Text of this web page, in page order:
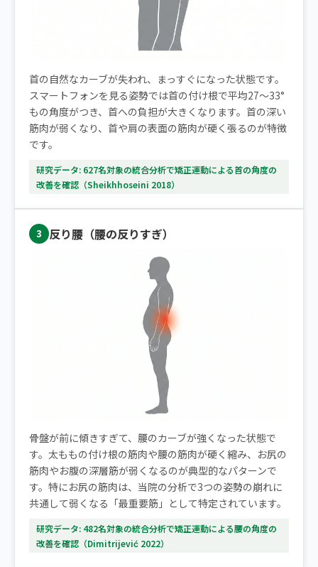
首の自然なカーブが失われ、まっすぐになった状態です。
スマートフォンを見る姿勢では首の付け根で平均27〜33°
もの角度がつき、首への負担が大きくなります。首の深い
筋肉が弱くなり、首や肩の表面の筋肉が硬く張るのが特徴
です。
研究データ: 627名対象の統合分析で矯正運動による首の角度の
改善を確認（Sheikhhoseini 2018）
3 反り腰（腰の反りすぎ）
骨盤が前に傾きすぎて、腰のカーブが強くなった状態で
す。太ももの付け根の筋肉や腰の筋肉が硬く縮み、お尻の
筋肉やお腹の深層筋が弱くなるのが典型的なパターンで
す。特にお尻の筋肉は、当院の分析で3つの姿勢の崩れに
共通して弱くなる「最重要筋」として特定されています。
研究データ: 482名対象の統合分析で矯正運動による腰の角度の
改善を確認（Dimitrijević 2022）